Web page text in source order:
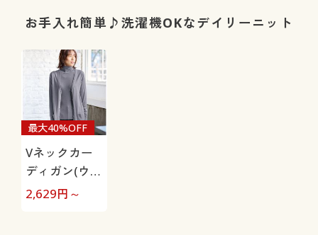
い・人気商
お手入れ簡単♪洗濯機OKなデイリーニット
Vネックカー
ディガン(ウー
ル混・洗濯機
最大40%OFF
2,629円～